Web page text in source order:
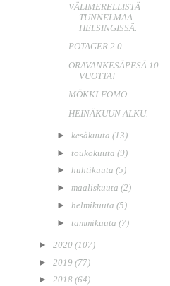
VÄLIMERELLISTÄ
TUNNELMAA
HELSINGISSÄ.
POTAGER 2.0
ORAVANKESÄPESÄ 10
VUOTTA!
MÖKKI-FOMO.
HEINÄKUUN ALKU.
► kesäkuuta (13)
► toukokuuta (9)
► huhtikuuta (5)
► maaliskuuta (2)
► helmikuuta (5)
► tammikuuta (7)
► 2020(107)
► 2019(77)
►2018(64)